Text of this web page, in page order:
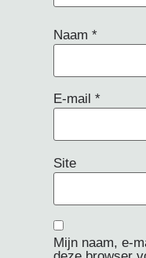
Naam*
E-mail*
Site
Mijn naam, e-